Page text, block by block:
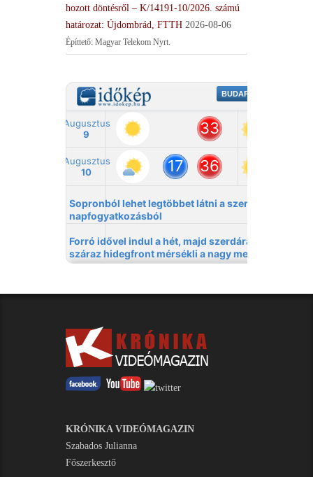
hozott döntésről – K/14191-10/2026. számú
határozat: Újdombrád, FTTH 2026-08-06
Építtető: Magyar Telekom Nyrt.
KRÓNIKA VIDEÓMAGAZIN
Szabados Julianna
Főszerkesztő